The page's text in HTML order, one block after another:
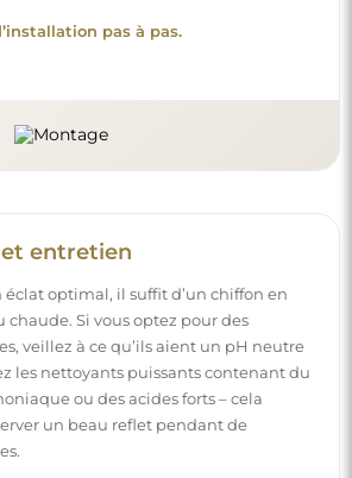
pas à pas.
entretien
optimal, il suffit d’un chiffon en
chaude. Si vous optez pour des
veillez à ce qu’ils aient un pH neutre
les nettoyants puissants contenant du
ou des acides forts – cela
un beau reflet pendant de